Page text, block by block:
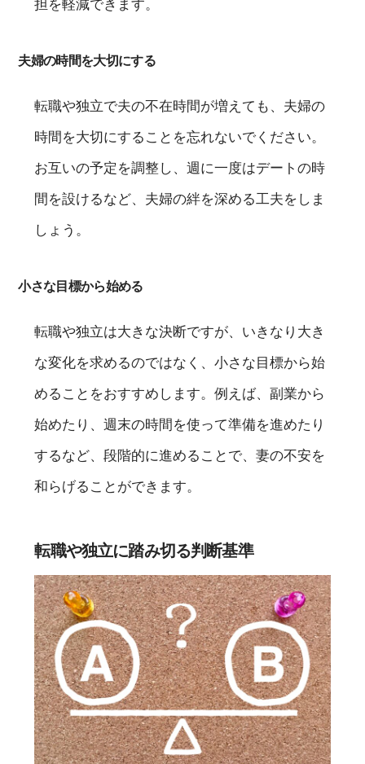
担を軽減できます。
夫婦の時間を大切にする
転職や独立で夫の不在時間が増えても、夫婦の
時間を大切にすることを忘れないでください。
お互いの予定を調整し、週に一度はデートの時
間を設けるなど、夫婦の絆を深める工夫をしま
しょう。
小さな目標から始める
転職や独立は大きな決断ですが、いきなり大き
な変化を求めるのではなく、小さな目標から始
めることをおすすめします。例えば、副業から
始めたり、週末の時間を使って準備を進めたり
するなど、段階的に進めることで、妻の不安を
和らげることができます。
転職や独立に踏み切る判断基準